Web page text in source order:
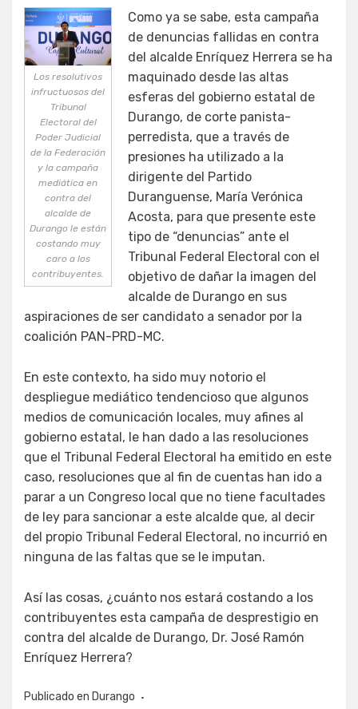
Los resolutivos
infructuosos del
Tribunal
Electoral del
Poder Judicial
de la Federación
y la campaña
mediática en
contra del
alcalde de
Durango le están
costando muy
caro a los
contribuyentes.
Como ya se sabe, esta campaña
de denuncias fallidas en contra
del alcalde Enríquez Herrera se ha
maquinado desde las altas
esferas del gobierno estatal de
Durango, de corte panista-
perredista, que a través de
presiones ha utilizado a la
dirigente del Partido
Duranguense, María Verónica
Acosta, para que presente este
tipo de “denuncias” ante el
Tribunal Federal Electoral con el
objetivo de dañar la imagen del
alcalde de Durango en sus
aspiraciones de ser candidato a senador por la
coalición PAN-PRD-MC.
En este contexto, ha sido muy notorio el
despliegue mediático tendencioso que algunos
medios de comunicación locales, muy afines al
gobierno estatal, le han dado a las resoluciones
que el Tribunal Federal Electoral ha emitido en este
caso, resoluciones que al fin de cuentas han ido a
parar a un Congreso local que no tiene facultades
de ley para sancionar a este alcalde que, al decir
del propio Tribunal Federal Electoral, no incurrió en
ninguna de las faltas que se le imputan.
Así las cosas, ¿cuánto nos estará costando a los
contribuyentes esta campaña de desprestigio en
contra del alcalde de Durango, Dr. José Ramón
Enríquez Herrera?
Publicado en Durango